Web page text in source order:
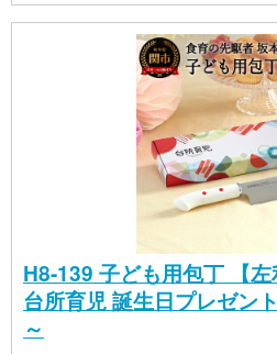
レス刃物鋼・ハンドル：積
レススチール 【製造地表記】
H8-139 子ども用包丁 【
台所育児 誕生日プレゼン
～